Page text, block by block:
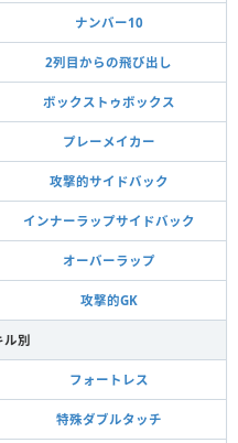
ナンバー10
2列目からの飛び出し
ボックストゥボックス
プレーメイカー
攻撃的サイドバック
インナーラップサイドバック
オーバーラップ
攻撃的GK
ル別
フォートレス
特殊ダブルタッチ